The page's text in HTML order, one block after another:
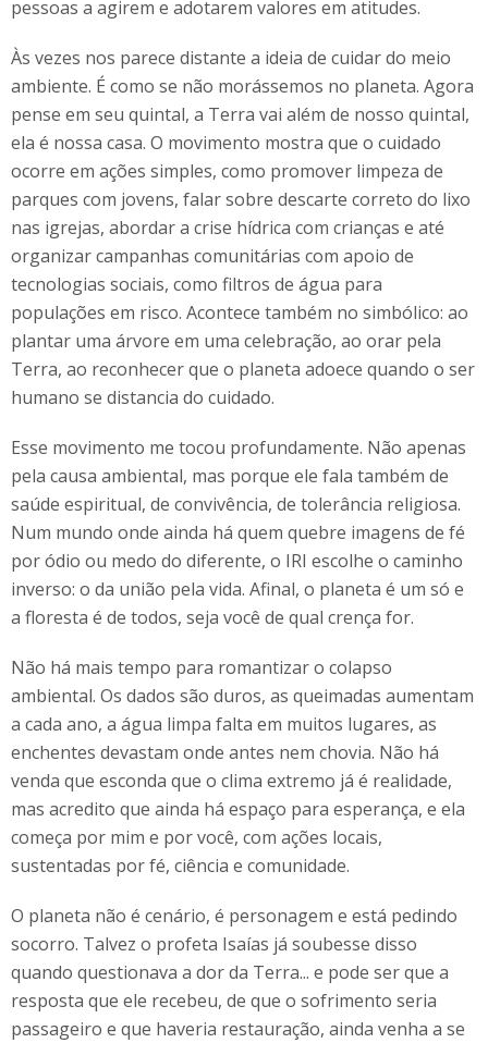
pessoas a agirem e adotarem valores em atitudes.
Às vezes nos parece distante a ideia de cuidar do meio
ambiente. É como se não morássemos no planeta. Agora
pense em seu quintal, a Terra vai além de nosso quintal,
ela é nossa casa. O movimento mostra que o cuidado
ocorre em ações simples, como promover limpeza de
parques com jovens, falar sobre descarte correto do lixo
nas igrejas, abordar a crise hídrica com crianças e até
organizar campanhas comunitárias com apoio de
tecnologias sociais, como filtros de água para
populações em risco. Acontece também no simbólico: ao
plantar uma árvore em uma celebração, ao orar pela
Terra, ao reconhecer que o planeta adoece quando o ser
humano se distancia do cuidado.
Esse movimento me tocou profundamente. Não apenas
pela causa ambiental, mas porque ele fala também de
saúde espiritual, de convivência, de tolerância religiosa.
Num mundo onde ainda há quem quebre imagens de fé
por ódio ou medo do diferente, o IRI escolhe o caminho
inverso: o da união pela vida. Afinal, o planeta é um só e
a floresta é de todos, seja você de qual crença for.
Não há mais tempo para romantizar o colapso
ambiental. Os dados são duros, as queimadas aumentam
a cada ano, a água limpa falta em muitos lugares, as
enchentes devastam onde antes nem chovia. Não há
venda que esconda que o clima extremo já é realidade,
mas acredito que ainda há espaço para esperança, e ela
começa por mim e por você, com ações locais,
sustentadas por fé, ciência e comunidade.
O planeta não é cenário, é personagem e está pedindo
socorro. Talvez o profeta Isaías já soubesse disso
quando questionava a dor da Terra... e pode ser que a
resposta que ele recebeu, de que o sofrimento seria
passageiro e que haveria restauração, ainda venha a se